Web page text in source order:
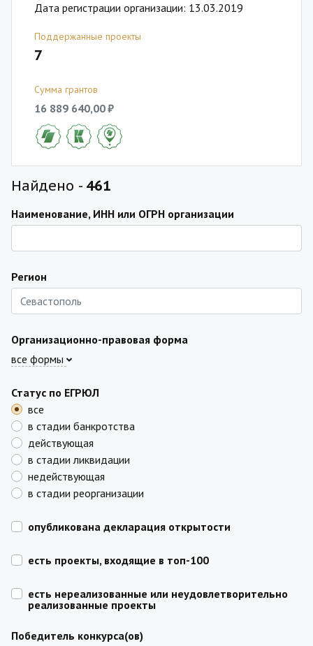
Дата регистрации организации: 13.03.2019
Поддержанные проекты
7
Сумма грантов
16 889 640,00 ₽
Найдено - 461
Наименование, ИНН или ОГРН организации
Регион
Организационно-правовая форма
все формы
Статус по ЕГРЮЛ
все
в стадии банкротства
действующая
в стадии ликвидации
недействующая
в стадии реорганизации
опубликована декларация открытости
есть проекты, входящие в топ-100
есть нереализованные или неудовлетворительно
реализованные проекты
Победитель конкурса(ов)